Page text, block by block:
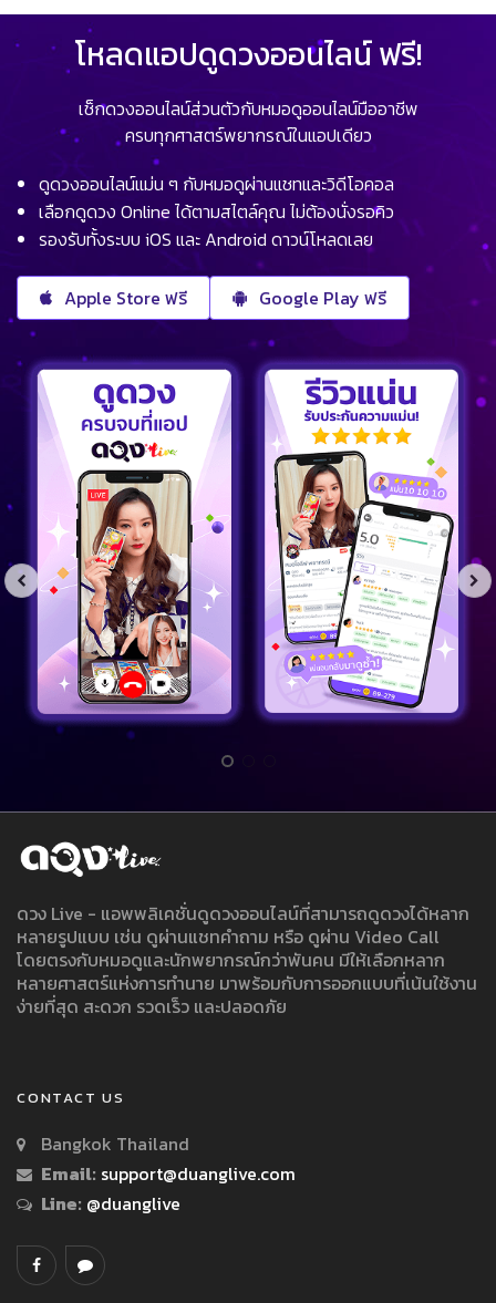
โหลดแอปดูดวงออนไลน์ ฟรี!
เช็กดวงออนไลน์ส่วนตัวกับหมอดูออนไลน์มืออาชีพ
ครบทุกศาสตร์พยากรณ์ในแอปเดียว
ดูดวงออนไลน์แม่น ๆ กับหมอดูผ่านแชทและวิดีโอคอล
เลือกดูดวง Online ได้ตามสไตล์คุณ ไม่ต้องนั่งรอคิว
รองรับทั้งระบบ iOS และ Android ดาวน์โหลดเลย
Apple Store ฟรี Google Play ฟรี
ดวง Live - แอพพลิเคชั่นดูดวงออนไลน์ที่สามารถดูดวงได้หลาก
หลายรูปแบบ เช่น ดูผ่านแชทคำถาม หรือ ดูผ่าน Video Call
โดยตรงกับหมอดูและนักพยากรณ์กว่าพันคน มีให้เลือกหลาก
หลายศาสตร์แห่งการทำนาย มาพร้อมกับการออกแบบที่เน้นใช้งาน
ง่ายที่สุด สะดวก รวดเร็ว และปลอดภัย
CONTACT US
Bangkok Thailand
Email: support@duanglive.com
Line: @duanglive